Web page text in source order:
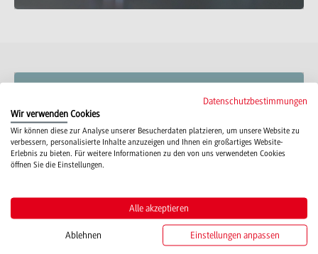
Boys Day am Campus Bad
Mergentheim
Datenschutzbestimmungen
Wir verwenden Cookies
Wir können diese zur Analyse unserer Besucherdaten platzieren, um unsere Website zu
verbessern, personalisierte Inhalte anzuzeigen und Ihnen ein großartiges Website-
Erlebnis zu bieten. Für weitere Informationen zu den von uns verwendeten Cookies
öffnen Sie die Einstellungen.
Alle akzeptieren
Ablehnen Einstellungen anpassen